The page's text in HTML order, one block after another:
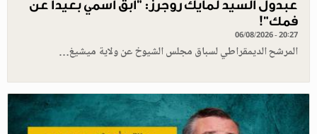
عبدول السيد لمايك روجرز: "أبق اسمي بعيدا عن
فمك"!
06/08/2026 - 20:27
المرشح الديمقراطي لسباق مجلس الشيوخ عن ولاية ميشيغ…